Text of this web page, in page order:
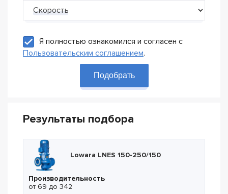
Скорость
Я полностью ознакомился и согласен с
Пользовательским соглашением.
Подобрать
Результаты подбора
Lowara LNES 150-250/150
Производительность
от 69 до 342